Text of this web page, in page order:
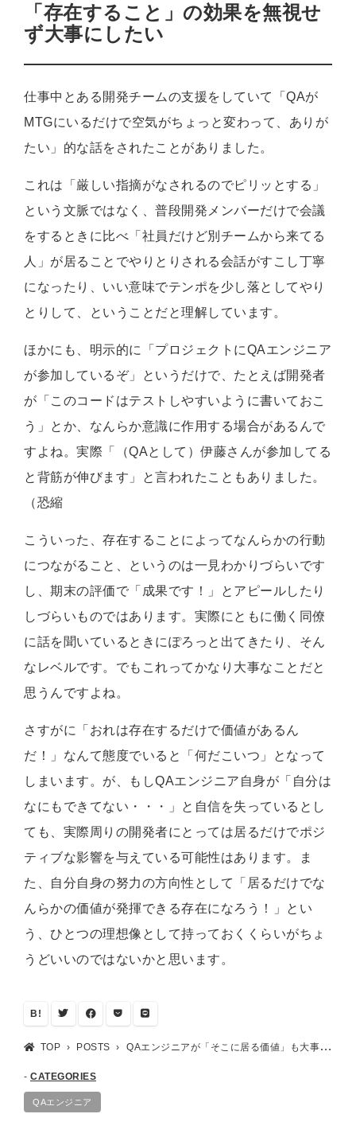
「存在すること」の効果を無視せ
ず大事にしたい
仕事中とある開発チームの支援をしていて「QAが
MTGにいるだけで空気がちょっと変わって、ありが
たい」的な話をされたことがありました。
これは「厳しい指摘がなされるのでピリッとする」
という文脈ではなく、普段開発メンバーだけで会議
をするときに比べ「社員だけど別チームから来てる
人」が居ることでやりとりされる会話がすこし丁寧
になったり、いい意味でテンポを少し落としてやり
とりして、ということだと理解しています。
ほかにも、明示的に「プロジェクトにQAエンジニア
が参加しているぞ」というだけで、たとえば開発者
が「このコードはテストしやすいように書いておこ
う」とか、なんらか意識に作用する場合があるんで
すよね。実際「（QAとして）伊藤さんが参加してる
と背筋が伸びます」と言われたこともありました。
（恐縮
こういった、存在することによってなんらかの行動
につながること、というのは一見わかりづらいです
し、期末の評価で「成果です！」とアピールしたり
しづらいものではあります。実際にともに働く同僚
に話を聞いているときにぽろっと出てきたり、そん
なレベルです。でもこれってかなり大事なことだと
思うんですよね。
さすがに「おれは存在するだけで価値があるん
だ！」なんて態度でいると「何だこいつ」となって
しまいます。が、もしQAエンジニア自身が「自分は
なにもできてない・・・」と自信を失っているとし
ても、実際周りの開発者にとっては居るだけでポジ
ティブな影響を与えている可能性はあります。ま
た、自分自身の努力の方向性として「居るだけでな
んらかの価値が発揮できる存在になろう！」とい
う、ひとつの理想像として持っておくくらいがちょ
うどいいのではないかと思います。
B!
TOP POSTS QAエンジニアが「そこに居る価値」も大事にしたい
CATEGORIES
QAエンジニア